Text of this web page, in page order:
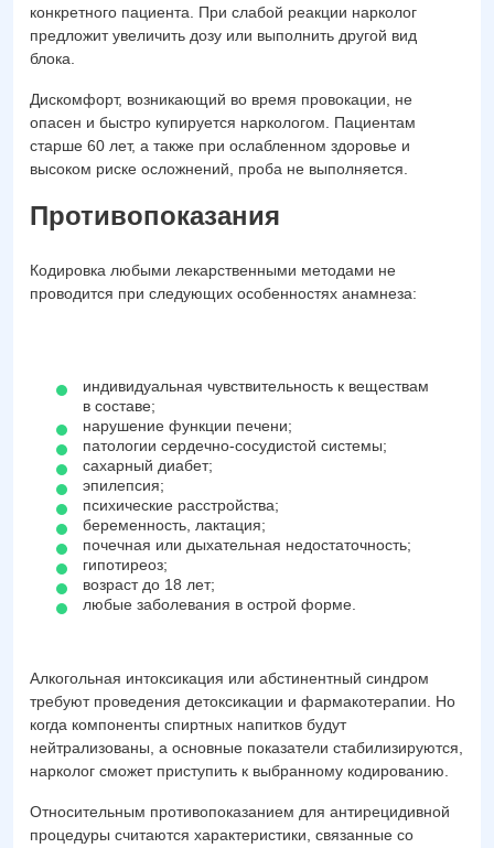
конкретного пациента. При слабой реакции нарколог
предложит увеличить дозу или выполнить другой вид
блока.
Дискомфорт, возникающий во время провокации, не
опасен и быстро купируется наркологом. Пациентам
старше 60 лет, а также при ослабленном здоровье и
высоком риске осложнений, проба не выполняется.
Противопоказания
Кодировка любыми лекарственными методами не
проводится при следующих особенностях анамнеза:
индивидуальная чувствительность к веществам
в составе;
нарушение функции печени;
патологии сердечно-сосудистой системы;
сахарный диабет;
эпилепсия;
психические расстройства;
беременность, лактация;
почечная или дыхательная недостаточность;
гипотиреоз;
возраст до 18 лет;
любые заболевания в острой форме.
Алкогольная интоксикация или абстинентный синдром
требуют проведения детоксикации и фармакотерапии. Но
когда компоненты спиртных напитков будут
нейтрализованы, а основные показатели стабилизируются,
нарколог сможет приступить к выбранному кодированию.
Относительным противопоказанием для антирецидивной
процедуры считаются характеристики, связанные со